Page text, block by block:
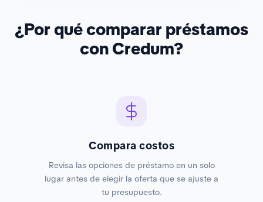
¿Por qué comparar préstamos
con Credum?
Compara costos
Revisa las opciones de préstamo en un solo
lugar antes de elegir la oferta que se ajuste a
tu presupuesto.